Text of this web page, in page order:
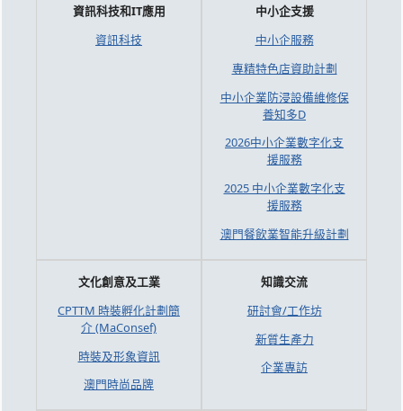
資訊科技和IT應用
資訊科技
中小企支援
中小企服務
專精特色店資助計劃
中小企業防浸設備維修保
養知多D
2026中小企業數字化支
援服務
2025 中小企業數字化支
援服務
澳門餐飲業智能升級計劃
文化創意及工業
CPTTM 時裝孵化計劃簡
介 (MaConsef)
時裝及形象資訊
澳門時尚品牌
知識交流
研討會/工作坊
新質生產力
企業專訪